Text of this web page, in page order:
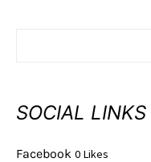
SOCIAL LINKS
Facebook 0 Likes